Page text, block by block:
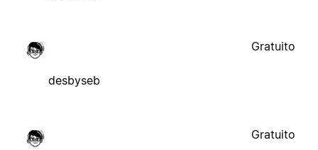
desbyseb
Gratuito
Gratuito